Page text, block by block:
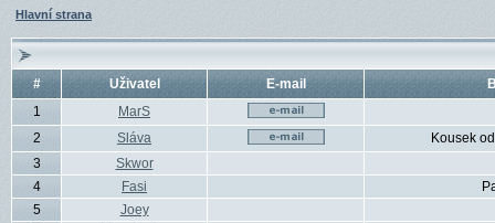
Hlavní strana
# Uživatel E-mail
1
MarS
2
Sláva
Kousek
3
Skwor
4
Fasi
5
Joey